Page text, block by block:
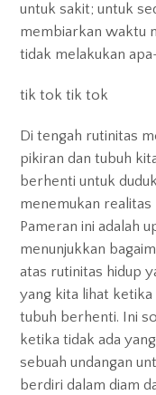
untuk sakit; untuk
membiarkan waktu
tidak melakukan
tik tok tik tok
Di tengah rutinitas
pikiran dan tubuh
berhenti untuk
menemukan realitas
Pameran ini adalah
menunjukkan
atas rutinitas hidup
yang kita lihat ketika
tubuh berhenti. Ini
ketika tidak ada
sebuah undangan
berdiri dalam diam